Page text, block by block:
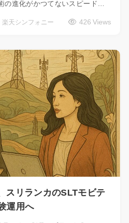
の進化がかつてないスピード…
楽天シンフォニー 426 Views
スリランカのSLTモビテ
運用へ